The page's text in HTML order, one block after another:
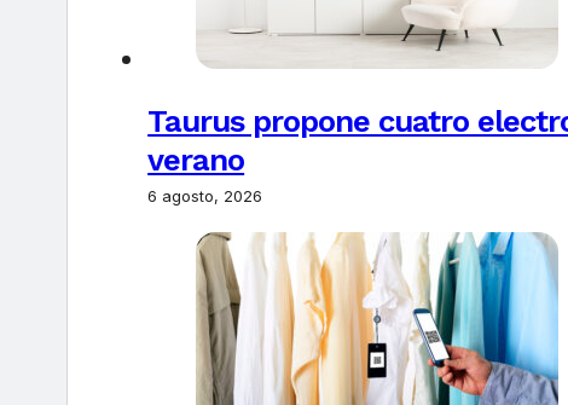
Taurus propone cuatro
verano
6 agosto, 2026